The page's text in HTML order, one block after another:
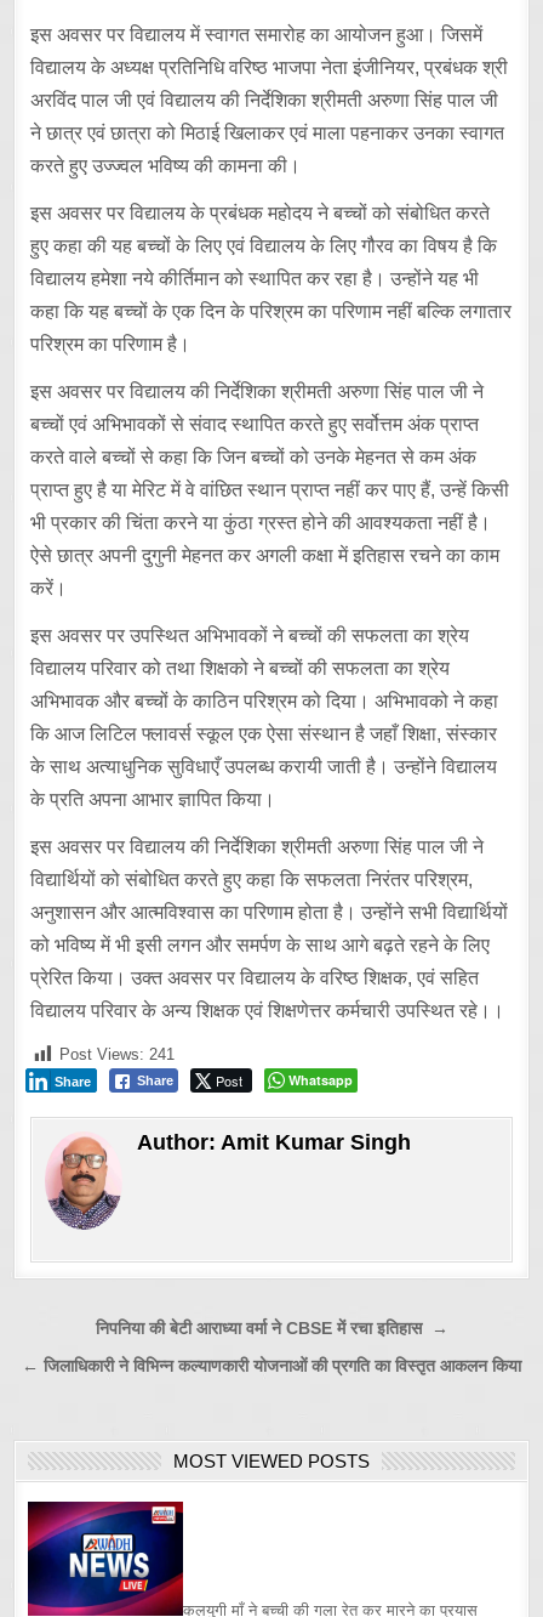
इस अवसर पर विद्यालय में स्वागत समारोह का आयोजन हुआ। जिसमें
विद्यालय के अध्यक्ष प्रतिनिधि वरिष्ठ भाजपा नेता इंजीनियर, प्रबंधक श्री
अरविंद पाल जी एवं विद्यालय की निर्देशिका श्रीमती अरुणा सिंह पाल जी
ने छात्र एवं छात्रा को मिठाई खिलाकर एवं माला पहनाकर उनका स्वागत
करते हुए उज्ज्वल भविष्य की कामना की।
इस अवसर पर विद्यालय के प्रबंधक महोदय ने बच्चों को संबोधित करते
हुए कहा की यह बच्चों के लिए एवं विद्यालय के लिए गौरव का विषय है कि
विद्यालय हमेशा नये कीर्तिमान को स्थापित कर रहा है। उन्होंने यह भी
कहा कि यह बच्चों के एक दिन के परिश्रम का परिणाम नहीं बल्कि लगातार
परिश्रम का परिणाम है।
इस अवसर पर विद्यालय की निर्देशिका श्रीमती अरुणा सिंह पाल जी ने
बच्चों एवं अभिभावकों से संवाद स्थापित करते हुए सर्वोत्तम अंक प्राप्त
करते वाले बच्चों से कहा कि जिन बच्चों को उनके मेहनत से कम अंक
प्राप्त हुए है या मेरिट में वे वांछित स्थान प्राप्त नहीं कर पाए हैं, उन्हें किसी
भी प्रकार की चिंता करने या कुंठा ग्रस्त होने की आवश्यकता नहीं है।
ऐसे छात्र अपनी दुगुनी मेहनत कर अगली कक्षा में इतिहास रचने का काम
करें।
इस अवसर पर उपस्थित अभिभावकों ने बच्चों की सफलता का श्रेय
विद्यालय परिवार को तथा शिक्षको ने बच्चों की सफलता का श्रेय
अभिभावक और बच्चों के काठिन परिश्रम को दिया। अभिभावको ने कहा
कि आज लिटिल फ्लावर्स स्कूल एक ऐसा संस्थान है जहाँ शिक्षा, संस्कार
के साथ अत्याधुनिक सुविधाएँ उपलब्ध करायी जाती है। उन्होंने विद्यालय
के प्रति अपना आभार ज्ञापित किया।
इस अवसर पर विद्यालय की निर्देशिका श्रीमती अरुणा सिंह पाल जी ने
विद्यार्थियों को संबोधित करते हुए कहा कि सफलता निरंतर परिश्रम,
अनुशासन और आत्मविश्वास का परिणाम होता है। उन्होंने सभी विद्यार्थियों
को भविष्य में भी इसी लगन और समर्पण के साथ आगे बढ़ते रहने के लिए
प्रेरित किया। उक्त अवसर पर विद्यालय के वरिष्ठ शिक्षक, एवं सहित
विद्यालय परिवार के अन्य शिक्षक एवं शिक्षणेत्तर कर्मचारी उपस्थित रहे।।
Post Views: 241
Share Post
Share Whatsapp
Author:Amit Kumar Singh
navigation
निपनिया की बेटी आराध्या वर्मा ने CBSE में रचा इतिहास →
← जिलाधिकारी ने विभिन्न कल्याणकारी योजनाओं की प्रगति का विस्तृत आकलन किया
MOST VIEWED POSTS
कलयुगी माँ ने बच्ची की गला रेत कर मारने का प्रयास